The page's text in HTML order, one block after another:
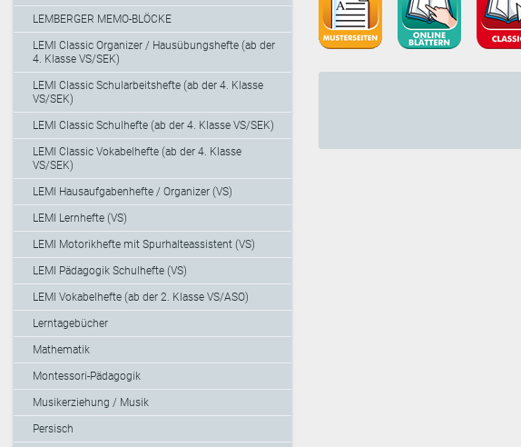
LEMBERGER MEMO-BLÖCKE
LEMI Classic Organizer / Hausübungshefte (ab der
4. Klasse VS/SEK)
LEMI Classic Schularbeitshefte (ab der 4. Klasse
VS/SEK)
LEMI Classic Schulhefte (ab der 4. Klasse VS/SEK)
LEMI Classic Vokabelhefte (ab der 4. Klasse
VS/SEK)
LEMI Hausaufgabenhefte / Organizer (VS)
LEMI Lernhefte (VS)
LEMI Motorikhefte mit Spurhalteassistent (VS)
LEMI Pädagogik Schulhefte (VS)
LEMI Vokabelhefte (ab der 2. Klasse VS/ASO)
Lerntagebücher
Mathematik
Montessori-Pädagogik
Musikerziehung / Musik
Persisch